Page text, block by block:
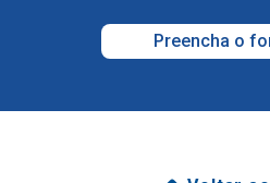
Preencha o